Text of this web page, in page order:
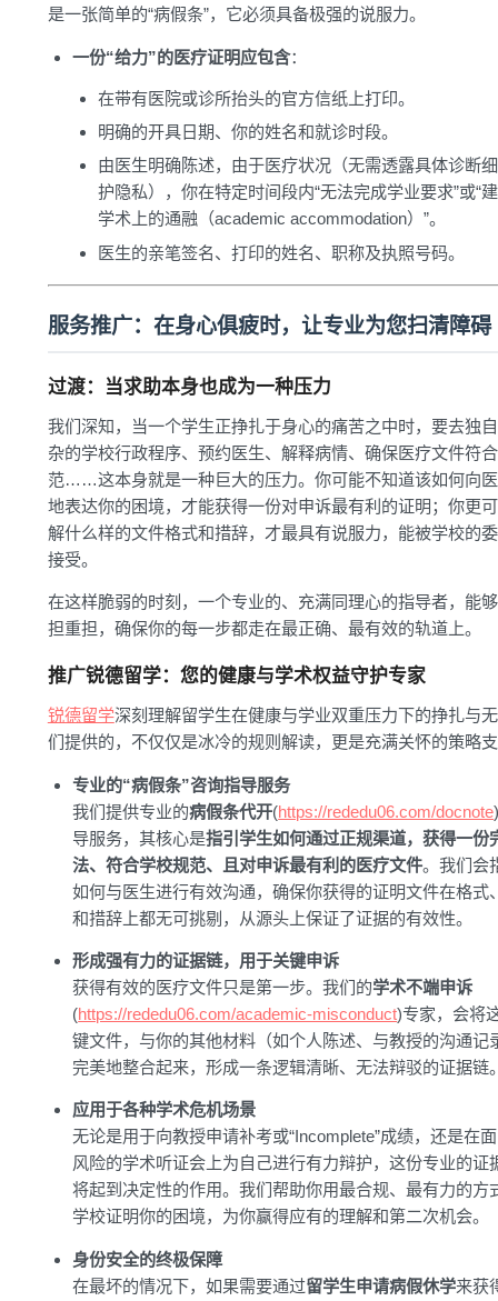
是一张简单的“病假条”，它必须具备极强的说服力。
一份“给力”的医疗证明应包含：
在带有医院或诊所抬头的官方信纸上打印。
明确的开具日期、你的姓名和就诊时段。
由医生明确陈述，由于医疗状况（无需透露具体诊断
护隐私），你在特定时间段内“无法完成学业要求”或“
学术上的通融（academic accommodation）”。
医生的亲笔签名、打印的姓名、职称及执照号码。
服务推广：在身心俱疲时，让专业为您扫清障碍
过渡：当求助本身也成为一种压力
我们深知，当一个学生正挣扎于身心的痛苦之中时，要去独
杂的学校行政程序、预约医生、解释病情、确保医疗文件符
范……这本身就是一种巨大的压力。你可能不知道该如何向
地表达你的困境，才能获得一份对申诉最有利的证明；你更
解什么样的文件格式和措辞，才最具有说服力，能被学校的
接受。
在这样脆弱的时刻，一个专业的、充满同理心的指导者，能
担重担，确保你的每一步都走在最正确、最有效的轨道上。
推广锐德留学：您的健康与学术权益守护专家
锐德留学深刻理解留学生在健康与学业双重压力下的挣扎与
们提供的，不仅仅是冰冷的规则解读，更是充满关怀的策略
专业的“病假条”咨询指导服务
我们提供专业的病假条代开(https://rededu06.com/docnote
导服务，其核心是指引学生如何通过正规渠道，获得一份
法、符合学校规范、且对申诉最有利的医疗文件。我们会
如何与医生进行有效沟通，确保你获得的证明文件在格式
和措辞上都无可挑剔，从源头上保证了证据的有效性。
形成强有力的证据链，用于关键申诉
获得有效的医疗文件只是第一步。我们的学术不端申诉
(https://rededu06.com/academic-misconduct)专家，会将
键文件，与你的其他材料（如个人陈述、与教授的沟通记
完美地整合起来，形成一条逻辑清晰、无法辩驳的证据链
应用于各种学术危机场景
无论是用于向教授申请补考或“Incomplete”成绩，还是在
风险的学术听证会上为自己进行有力辩护，这份专业的证
将起到决定性的作用。我们帮助你用最合规、最有力的方
学校证明你的困境，为你赢得应有的理解和第二次机会。
身份安全的终极保障
在最坏的情况下，如果需要通过留学生申请病假休学来获